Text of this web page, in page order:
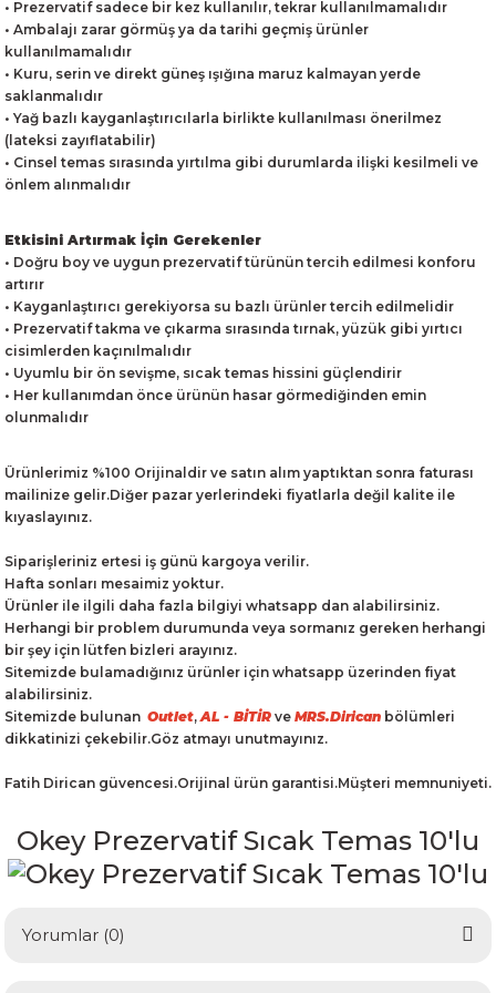
• Prezervatif sadece bir kez kullanılır, tekrar kullanılmamalıdır
• Ambalajı zarar görmüş ya da tarihi geçmiş ürünler
kullanılmamalıdır
• Kuru, serin ve direkt güneş ışığına maruz kalmayan yerde
saklanmalıdır
• Yağ bazlı kayganlaştırıcılarla birlikte kullanılması önerilmez
(lateksi zayıflatabilir)
• Cinsel temas sırasında yırtılma gibi durumlarda ilişki kesilmeli ve
önlem alınmalıdır
Etkisini Artırmak İçin Gerekenler
• Doğru boy ve uygun prezervatif türünün tercih edilmesi konforu
artırır
• Kayganlaştırıcı gerekiyorsa su bazlı ürünler tercih edilmelidir
• Prezervatif takma ve çıkarma sırasında tırnak, yüzük gibi yırtıcı
cisimlerden kaçınılmalıdır
• Uyumlu bir ön sevişme, sıcak temas hissini güçlendirir
• Her kullanımdan önce ürünün hasar görmediğinden emin
olunmalıdır
Ürünlerimiz %100 Orijinaldir ve satın alım yaptıktan sonra faturası
mailinize gelir.Diğer pazar yerlerindeki fiyatlarla değil kalite ile
kıyaslayınız.
Siparişleriniz ertesi iş günü kargoya verilir.
Hafta sonları mesaimiz yoktur.
Ürünler ile ilgili daha fazla bilgiyi whatsapp dan alabilirsiniz.
Herhangi bir problem durumunda veya sormanız gereken herhangi
bir şey için lütfen bizleri arayınız.
Sitemizde bulamadığınız ürünler için whatsapp üzerinden fiyat
alabilirsiniz.
Sitemizde bulunan Outlet,AL - BİTİR ve MRS.Dirican bölümleri
dikkatinizi çekebilir.Göz atmayı unutmayınız.
Fatih Dirican güvencesi.Orijinal ürün garantisi.Müşteri memnuniyeti.
Okey Prezervatif Sıcak Temas 10'lu
Yorumlar (0)